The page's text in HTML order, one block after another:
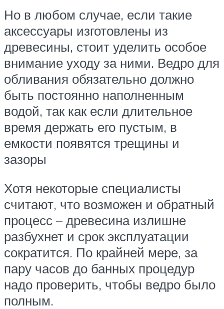
Но в любом случае, если такие
аксессуары изготовлены из
древесины, стоит уделить особое
внимание уходу за ними. Ведро для
обливания обязательно должно
быть постоянно наполненным
водой, так как если длительное
время держать его пустым, в
емкости появятся трещины и
зазоры
Хотя некоторые специалисты
считают, что возможен и обратный
процесс – древесина излишне
разбухнет и срок эксплуатации
сократится. По крайней мере, за
пару часов до банных процедур
надо проверить, чтобы ведро было
полным.